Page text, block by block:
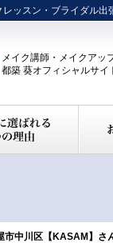
ッスン・ブライダル
メイク講師・メイクアッ
都築 葵オフィシャルサイ
中川区【KASAM】さ